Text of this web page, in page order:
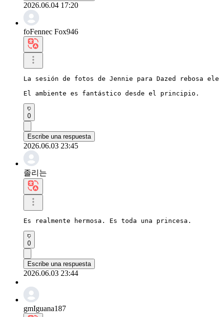
2026.06.04 17:20
foFennec Fox946
La sesión de fotos de Jennie para Dazed rebosa
El ambiente es fantástico desde el principio.
0
Escribe una respuesta
2026.06.03 23:45
졸리는
Es realmente hermosa. Es toda una princesa.
0
Escribe una respuesta
2026.06.03 23:44
gmIguana187